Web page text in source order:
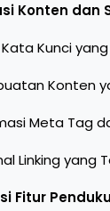
Konten dan
Kunci
Konten
Meta Tag
Linking yang
Fitur